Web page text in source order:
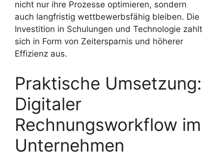
nicht nur ihre Prozesse optimieren, sondern
auch langfristig wettbewerbsfähig bleiben. Die
Investition in Schulungen und Technologie zahlt
sich in Form von Zeitersparnis und höherer
Effizienz aus.
Praktische Umsetzung:
Digitaler
Rechnungsworkflow im
Unternehmen